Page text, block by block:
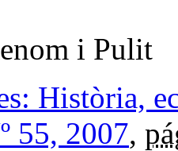
i Pulit
Història,
55, 2007,